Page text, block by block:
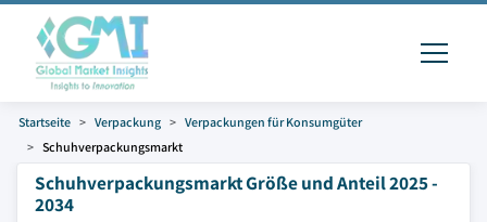
Startseite Verpackung
Verpackungen für Konsumgüter
Schuhverpackungsmarkt
Schuhverpackungsmarkt Größe und Anteil 2025 -
2034